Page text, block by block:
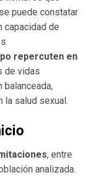
puede constatar
capacidad de
repercuten en
de vidas
balanceada,
la salud sexual.
, entre
analizada.